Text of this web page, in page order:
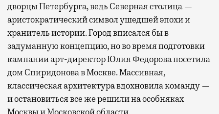
дворцы Петербурга, ведь Северная столица —
аристократический символ ушедшей эпохи и
хранитель истории. Город вписался бы в
задуманную концепцию, но во время подготовки
кампании арт-директор Юлия Федорова посетила
дом Спиридонова в Москве. Массивная,
классическая архитектура вдохновила команду —
и остановиться все же решили на особняках